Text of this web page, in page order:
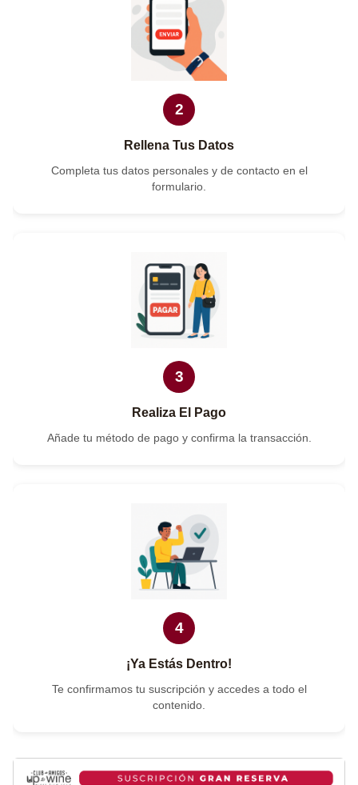
2
Rellena Tus Datos
Completa tus datos personales y de contacto en el
formulario.
3
Realiza El Pago
Añade tu método de pago y confirma la transacción.
4
¡Ya Estás Dentro!
Te confirmamos tu suscripción y accedes a todo el
contenido.